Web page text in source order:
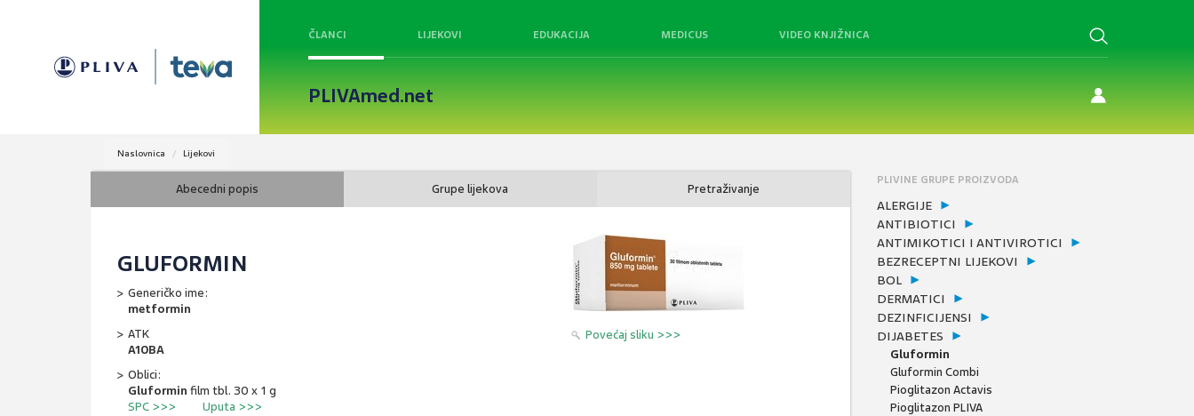
ČLANCI LIJEKOVI EDUKACIJA MEDICUS VIDEO KNJIŽNICA
PLIVAmed.net
Naslovnica Lijekovi
Abecedni popis Grupe lijekova Pretraživanje
GLUFORMIN
Generičko ime:
metformin
ATK
A10BA
Oblici:
Gluformin film tbl. 30 x 1 g
SPC >>>
Uputa >>>
Povećaj sliku >>>
PLIVINE GRUPE PROIZVODA
ALERGIJE
ANTIBIOTICI
ANTIMIKOTICI I ANTIVIROTICI
BEZRECEPTNI LIJEKOVI
BOL
DERMATICI
DEZINFICIJENSI
DIJABETES
Gluformin
Gluformin Combi
Pioglitazon Actavis
Pioglitazon PLIVA